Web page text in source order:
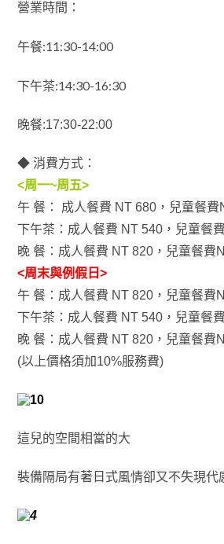
營業時間：
午餐:11:30-14:00
下午茶:14:30-16:30
晚餐:17:30-22:00
◆ 消費方式：
<周一~周五>
午 餐： 成人餐費 NT 680，兒童餐費
下午茶：成人餐費 NT 540，兒童餐
晚 餐：成人餐費 NT 820，兒童餐費
<周末與例假日>
午 餐：成人餐費 NT 820，兒童餐費
下午茶：成人餐費 NT 540，兒童餐
晚 餐：成人餐費 NT 820，兒童餐費
(以上價格須加10%服務費)
這兒的空間相當的大
裝備隔局有著日式風情卻又不失現代